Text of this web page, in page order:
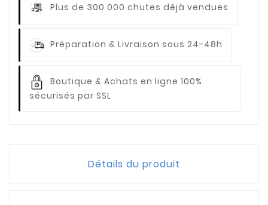
Plus de 300 000 chutes déjà vendues
Préparation & Livraison sous 24-48h
Boutique & Achats en ligne 100%
sécurisés par SSL
Détails du produit